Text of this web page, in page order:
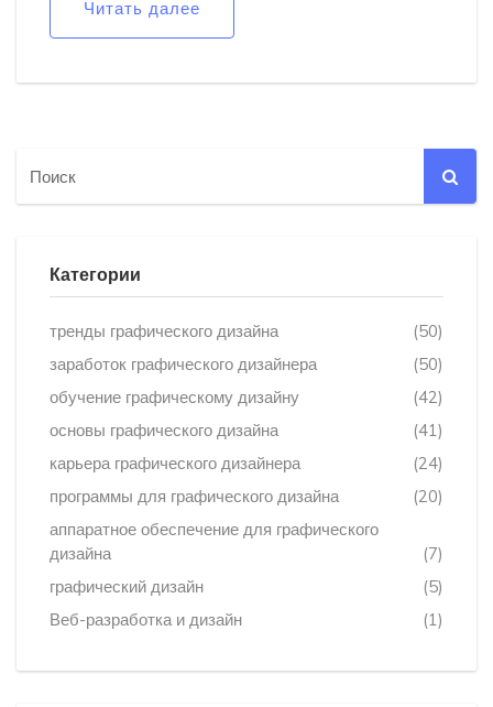
Читать далее
Категории
тренды графического дизайна
(50)
заработок графического дизайнера
(50)
обучение графическому дизайну
(42)
основы графического дизайна
(41)
карьера графического дизайнера
(24)
программы для графического дизайна
(20)
аппаратное обеспечение для графического
дизайна
(7)
графический дизайн
(5)
Веб-разработка и дизайн
(1)